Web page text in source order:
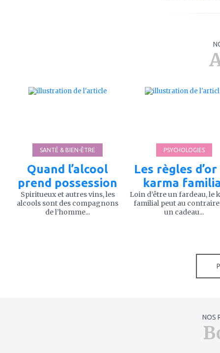
SANTÉ & BIEN-ÊTRE
Quand l’alcool
prend possession
Spiritueux et autres vins, les
alcools sont des compagnons
de l’homme...
PSYCHOLOGIES
Les règles d’or
karma
Loin d’être un fardeau, le
familial peut au
un cadeau...
NOS